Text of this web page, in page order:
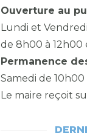
Ouverture au
Lundi et Vendredi
de 8h00 à 12h00
Permanence
Samedi de 10h00
Le maire reçoit